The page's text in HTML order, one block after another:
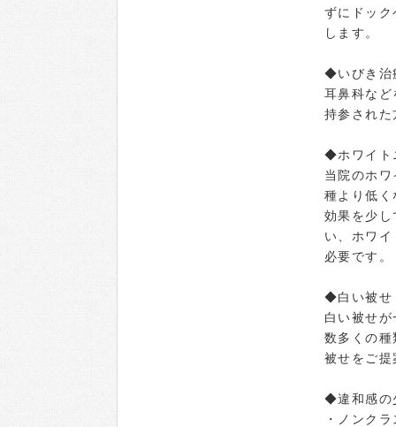
ずにドッ
します。
◆いびき治
耳鼻科な
持参され
◆ホワイト
当院のホ
種より低
効果を少
い、ホワ
必要です。
◆白い被せ
白い被せ
数多くの
被せをご
◆違和感の
・ノンク